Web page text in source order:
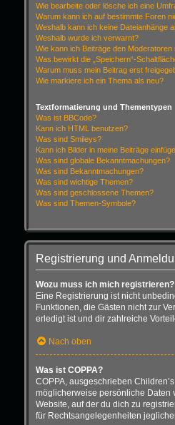
Wie bearbeite oder lösche ich eine
Warum kann ich auf bestimmte Foren
Weshalb kann ich keine Dateianhänge
Weshalb wurde ich verwarnt?
Wie kann ich Beiträge den Moderatoren
Was bewirkt die „Speichern“-
Warum muss mein Beitrag erst
Wie markiere ich ein Thema als neu?
Textformatierung und Thementypen
Was ist BBCode?
Kann ich HTML benutzen?
Was sind Smileys?
Kann ich Bilder in meine Beiträge
Was sind globale Bekanntmachungen?
Was sind Bekanntmachungen?
Was sind wichtige Themen?
Was sind geschlossene Themen?
Was sind Themen-Symbole?
Registrierung und
Wozu muss ich mich registrieren?
Eine Registrierung ist nicht
Funktionen, die Gästen nicht zur
erledigt ist und dir zahlreiche
Nach oben
Was ist COPPA?
COPPA, ausgeschrieben
möglicherweise persönliche Daten
Website, auf der du dich zu
für Rechtsangelegenheiten